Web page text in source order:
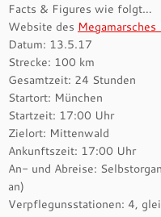
Facts & Figures wie folgt…
Website des
Datum: 13.5.17
Strecke: 100 km
Gesamtzeit: 24 Stunden
Startort: München
Startzeit: 17:00 Uhr
Zielort: Mittenwald
Ankunftszeit: 17:00 Uhr
An- und Abreise:
an)
Verpflegunsstationen: 4,